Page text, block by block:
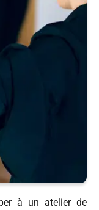
à un atelier de